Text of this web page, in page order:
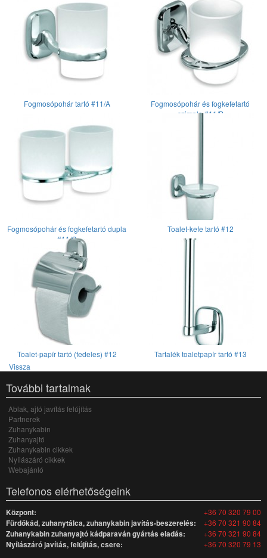
Fogmosópohár tartó #11/A
Fogmosópohár és fogkefetartó
szimpla #11/B
Fogmosópohár és fogkefetartó dupla
#11/C
Toalet-kefe tartó #12
Toalet-papír tartó (fedeles) #12
Tartalék toaletpapír tartó #13
Vissza
További tartalmak
Ablak, ajtó javítás felújítás
Partnerek
Zuhanykabin
Zuhanyajtó
Zuhanykabin cikkek
Nyílászáró cikkek
Webajánló
Telefonos elérhetőségeink
Központ: +36 70 320 79 00
Fürdőkád, zuhanytálca, zuhanykabin javítás-beszerelés: +36 70 321 90 84
Zuhanykabin zuhanyajtó kádparaván gyártás eladás: +36 70 321 90 84
Nyílászáró javítás, felújítás, csere: +36 70 320 79 13